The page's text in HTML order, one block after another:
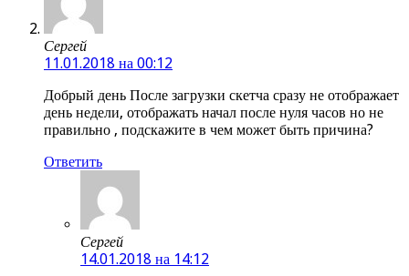
Сергей
11.01.2018 на 00:12
Добрый день После загрузки скетча сразу не отображает
день недели, отображать начал после нуля часов но не
правильно , подскажите в чем может быть причина?
Ответить
Сергей
14.01.2018 на 14:12